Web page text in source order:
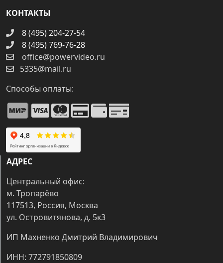
КОНТАКТЫ
8 (495) 204-27-54
8 (495) 769-76-28
office@powervideo.ru
5335@mail.ru
Способы оплаты:
АДРЕС
Центральный офис:
м. Тропарёво
117513, Россия, Москва
ул. Островитянова, д. 5к3
ИП Махненко Дмитрий Владимирович
ИНН: 772791850809